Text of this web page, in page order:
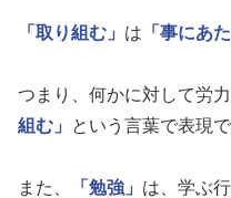
「取り組む」 は 「事にあた
つまり、何かに対して労
組む」
という言葉で表現
また、 「勉強」 は、学ぶ